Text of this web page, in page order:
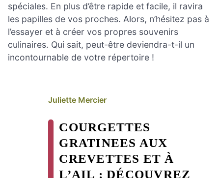
spéciales. En plus d’être rapide et facile, il ravira
les papilles de vos proches. Alors, n’hésitez pas à
l’essayer et à créer vos propres souvenirs
culinaires. Qui sait, peut-être deviendra-t-il un
incontournable de votre répertoire !
Juliette Mercier
COURGETTES
GRATINEES AUX
CREVETTES ET À
L’AIL : DÉCOUVREZ